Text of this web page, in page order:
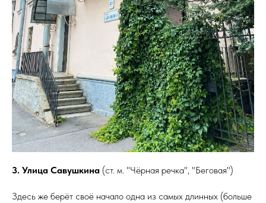
3. Улица Савушкина (ст. м. "Чёрная речка", "Беговая")
Здесь же берёт своё начало одна из самых длинных (больше